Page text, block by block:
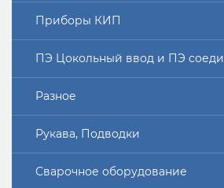
Приборы КИП
ПЭ Цокольный ввод и ПЭ
Разное
Рукава, Подводки
Сварочное оборудование